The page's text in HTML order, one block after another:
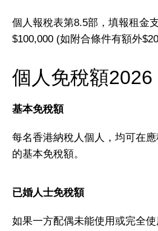
個人報稅表第8.5部，填報租金
$100,000 (如附合條件有額外
個人免稅額2026
基本免稅額
每名香港納稅人個人，均可在
的基本免稅額。
已婚人士免稅額
如果一方配偶未能使用或完全